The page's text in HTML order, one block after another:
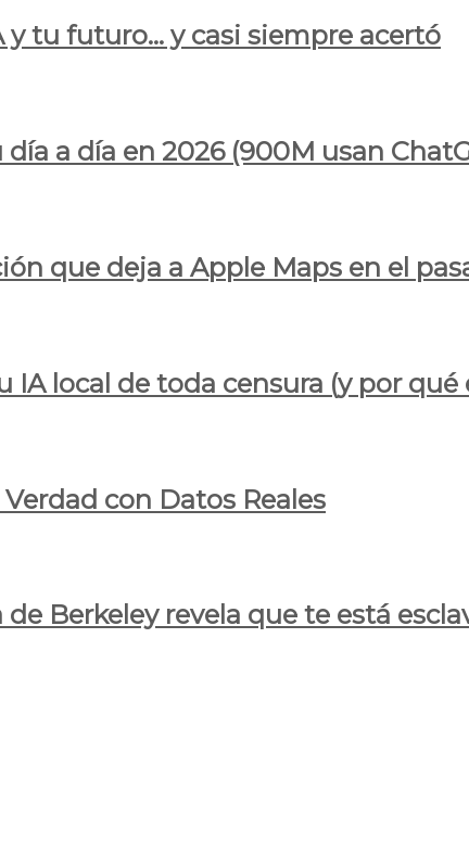
y tu futuro… y casi siempre acertó
a día en 2026 (900M usan
que deja a Apple Maps en el
local de toda censura (y por qué
con Datos Reales
Berkeley revela que te está